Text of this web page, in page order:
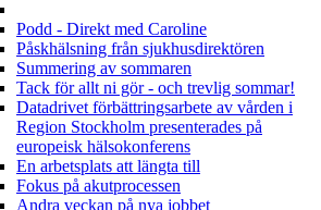
Podd - Direkt med Caroline
Påskhälsning från sjukhusdirektören
Summering av sommaren
Tack för allt ni gör - och trevlig sommar!
Datadrivet förbättringsarbete av vården i
Region Stockholm presenterades på
europeisk hälsokonferens
En arbetsplats att längta till
Fokus på akutprocessen
Andra veckan på nya jobbet